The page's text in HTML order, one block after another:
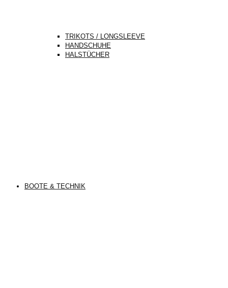
TRIKOTS / LONGSLEEVE
HANDSCHUHE
HALSTÜCHER
BOOTE & TECHNIK